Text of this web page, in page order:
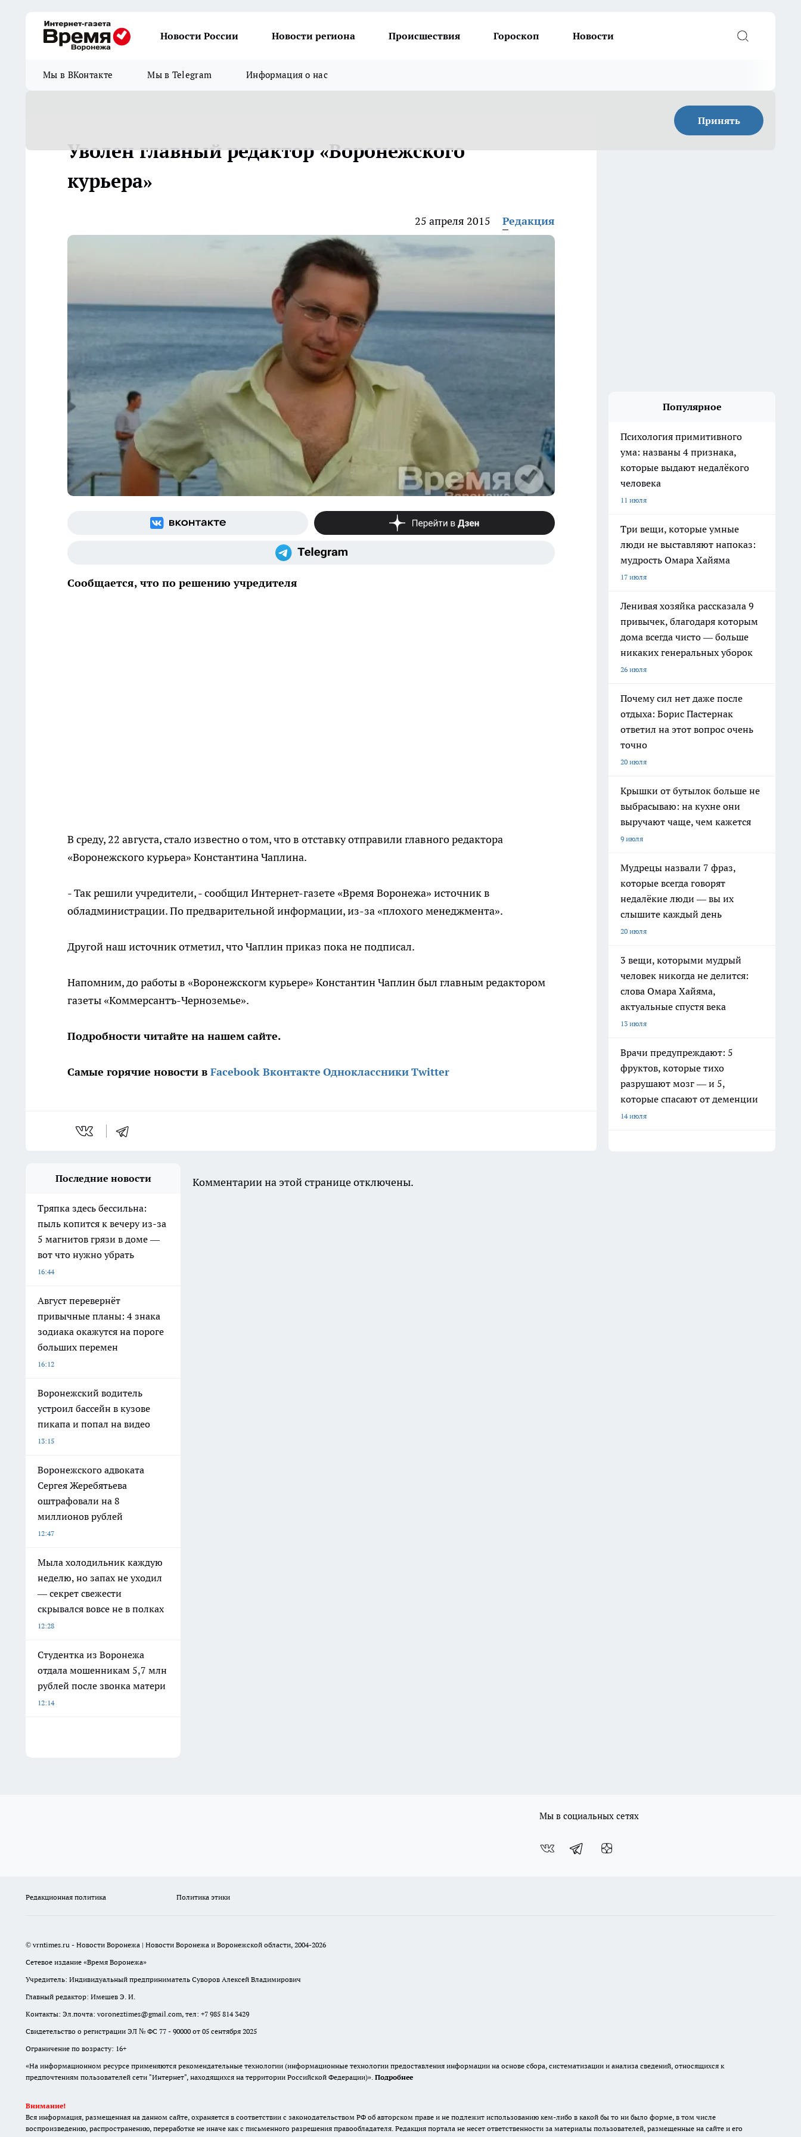
Новости России Новости региона Происшествия Гороскоп Новости
Мы в ВКонтакте Мы в Telegram Информация о нас
Принять
Уволен главный редактор «Воронежского
курьера»
25 апреля 2015 Редакция
Сообщается, что по решению учредителя
В среду, 22 августа, стало известно о том, что в отставку отправили главного редактора
«Воронежского курьера» Константина Чаплина.
- Так решили учредители, - сообщил Интернет-газете «Время Воронежа» источник в
обладминистрации. По предварительной информации, из-за «плохого менеджмента».
Другой наш источник отметил, что Чаплин приказ пока не подписал.
Напомним, до работы в «Воронежскогм курьере» Константин Чаплин был главным редактором
газеты «Коммерсантъ-Черноземье».
Подробности читайте на нашем сайте.
Самые горячие новости в Facebook Вконтакте ОдноклассникиTwitter
Популярное
Психология примитивного
ума: названы 4 признака,
которые выдают недалёкого
человека
11 июля
Три вещи, которые умные
люди не выставляют напоказ:
мудрость Омара Хайяма
17 июля
Ленивая хозяйка рассказала 9
привычек, благодаря которым
дома всегда чисто — больше
никаких генеральных уборок
26 июля
Почему сил нет даже после
отдыха: Борис Пастернак
ответил на этот вопрос очень
точно
20 июля
Крышки от бутылок больше не
выбрасываю: на кухне они
выручают чаще, чем кажется
9 июля
Мудрецы назвали 7 фраз,
которые всегда говорят
недалёкие люди — вы их
слышите каждый день
20 июля
3 вещи, которыми мудрый
человек никогда не делится:
слова Омара Хайяма,
актуальные спустя века
13 июля
Врачи предупреждают: 5
фруктов, которые тихо
разрушают мозг — и 5,
которые спасают от деменции
14 июля
Последние новости
Тряпка здесь бессильна:
пыль копится к вечеру из-за
5 магнитов грязи в доме —
вот что нужно убрать
16:44
Август перевернёт
привычные планы: 4 знака
зодиака окажутся на пороге
больших перемен
16:12
Воронежский водитель
устроил бассейн в кузове
пикапа и попал на видео
13:15
Воронежского адвоката
Сергея Жеребятьева
оштрафовали на 8
миллионов рублей
12:47
Мыла холодильник каждую
неделю, но запах не уходил
— секрет свежести
скрывался вовсе не в полках
12:28
Студентка из Воронежа
отдала мошенникам 5,7 млн
рублей после звонка матери
12:14
Комментарии на этой странице отключены.
Мы в социальных сетях
Редакционная политика Политика этики
© vrntimes.ru - Новости Воронежа | Новости Воронежа и Воронежской области, 2004-2026
Сетевое издание «Время Воронежа»
Учредитель: Индивидуальный предприниматель Суворов Алексей Владимирович
Главный редактор: Имешев Э. И.
Контакты: Эл.почта: voroneztimes@gmail.com, тел: +7 985 814 3429
Свидетельство о регистрации ЭЛ № ФС 77 - 90000 от 05 сентября 2025
Ограничение по возрасту: 16+
«На информационном ресурсе применяются рекомендательные технологии (информационные технологии предоставления информации на основе сбора, систематизации и анализа сведений, относящихся к
предпочтениям пользователей сети "Интернет", находящихся на территории Российской Федерации)». Подробнее
Внимание!
Вся информация, размещенная на данном сайте, охраняется в соответствии с законодательством РФ об авторском праве и не подлежит использованию кем-либо в какой бы то ни было форме, в том числе
воспроизведению, распространению, переработке не иначе как с письменного разрешения правообладателя. Редакция портала не несет ответственности за материалы пользователей, размещенные на сайте и его